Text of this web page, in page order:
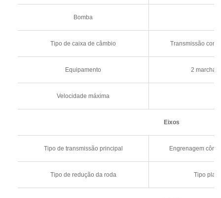
Bomba
Tipo de caixa de câmbio Transmissão com
Equipamento 2 marchas
Velocidade máxima
Eixos
Tipo de transmissão principal Engrenagem
Tipo de redução da roda Tipo